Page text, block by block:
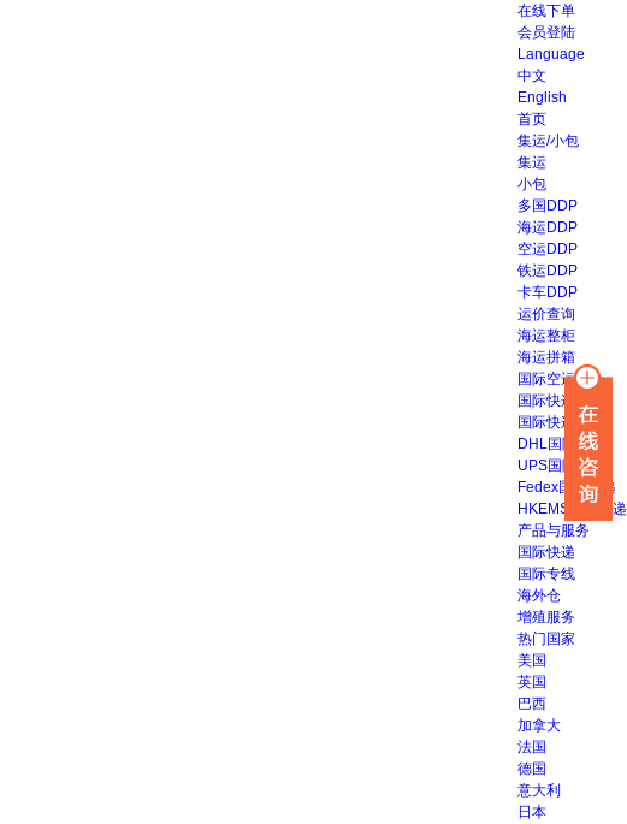
在线下单
会员登陆
Language
中文
English
首页
集运/小包
集运
小包
多国DDP
海运DDP
空运DDP
铁运DDP
卡车DDP
运价查询
海运整柜
海运拼箱
国际空运
国际快递
国际快递
DHL国际快递
UPS国际快递
Fedex国际快递
HKEMS国际快递
产品与服务
国际快递
国际专线
海外仓
增殖服务
热门国家
美国
英国
巴西
加拿大
法国
德国
意大利
日本